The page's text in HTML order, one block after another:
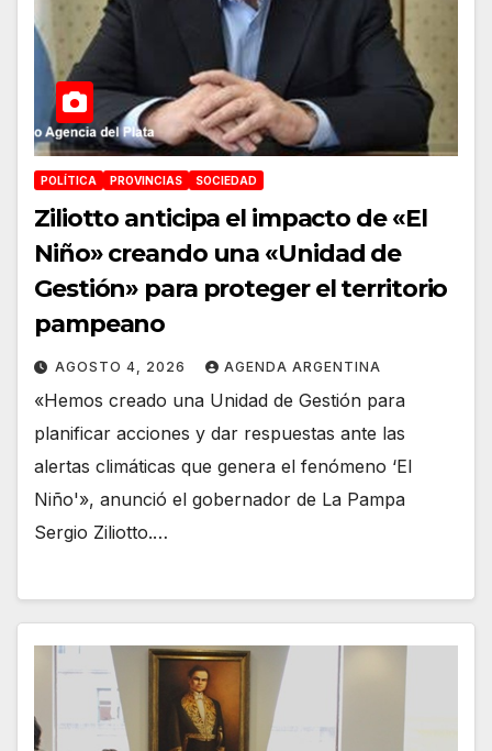
POLÍTICA PROVINCIAS SOCIEDAD
Ziliotto anticipa el impacto de «El
Niño» creando una «Unidad de
Gestión» para proteger el territorio
pampeano
AGOSTO 4, 2026 AGENDA ARGENTINA
«Hemos creado una Unidad de Gestión para
planificar acciones y dar respuestas ante las
alertas climáticas que genera el fenómeno ‘El
Niño'», anunció el gobernador de La Pampa
Sergio Ziliotto.…